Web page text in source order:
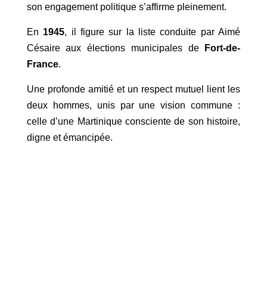
son engagement politique s’affirme pleinement.
En 1945, il figure sur la liste conduite par Aimé
Césaire aux élections municipales de
Fort-de-
France.
Une profonde amitié et un respect mutuel lient les
deux hommes, unis par une vision commune :
celle d’une Martinique consciente de son histoire,
digne et émancipée.